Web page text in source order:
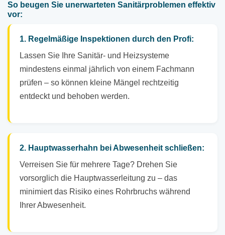
So beugen Sie unerwarteten Sanitärproblemen effektiv
vor:
1. Regelmäßige Inspektionen durch den Profi:
Lassen Sie Ihre Sanitär- und Heizsysteme
mindestens einmal jährlich von einem Fachmann
prüfen – so können kleine Mängel rechtzeitig
entdeckt und behoben werden.
2. Hauptwasserhahn bei Abwesenheit schließen:
Verreisen Sie für mehrere Tage? Drehen Sie
vorsorglich die Hauptwasserleitung zu – das
minimiert das Risiko eines Rohrbruchs während
Ihrer Abwesenheit.